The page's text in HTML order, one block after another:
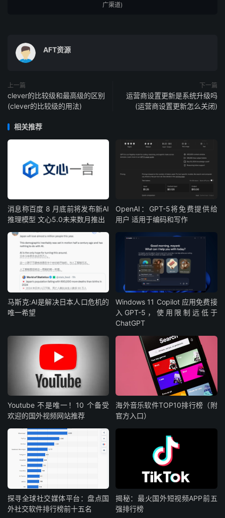
广渠道)
AFT资源
上一篇
clever的比较级和最高级的区别
(clever的比较级的用法)
下一篇
运营商设置更新是系统升级吗
(运营商设置更新怎么关闭)
相关推荐
消息称百度 8 月底前将发布新AI
推理模型 文心5.0未来数月推出
OpenAI：GPT-5将免费提供给
用户 适用于编码和写作
马斯克:AI是解决日本人口危机的
唯一希望
Windows 11 Copilot 应用免费接
入GPT-5，使用限制远低于
ChatGPT
Youtube 不是唯一！10 个备受
欢迎的国外视频网站推荐
海外音乐软件TOP10排行榜（附
官方入口）
探寻全球社交媒体平台：盘点国
外社交软件排行榜前十五名
揭秘：最火国外短视频APP前五
强排行榜